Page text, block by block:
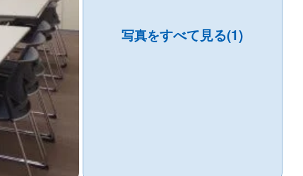
写真をすべて見る(1)